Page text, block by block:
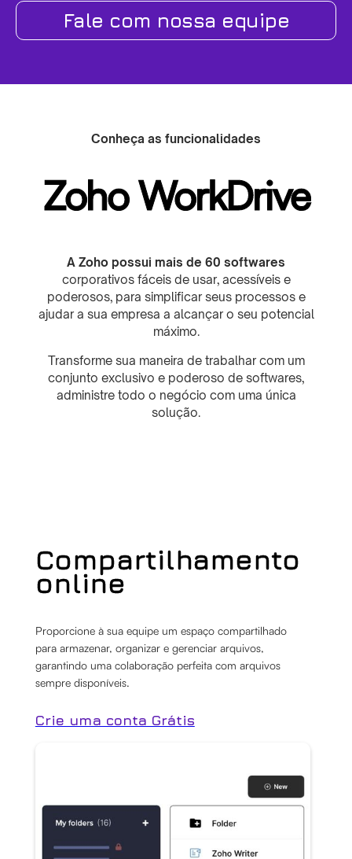
Fale com nossa equipe
Conheça as funcionalidades
Zoho WorkDrive
A Zoho possui mais de 60 softwares
corporativos fáceis de usar, acessíveis e
poderosos, para simplificar seus processos e
ajudar a sua empresa a alcançar o seu potencial
máximo.
Transforme sua maneira de trabalhar com um
conjunto exclusivo e poderoso de softwares,
administre todo o negócio com uma única
solução.
Compartilhamento
online
Proporcione à sua equipe um espaço compartilhado
para armazenar, organizar e gerenciar arquivos,
garantindo uma colaboração perfeita com arquivos
sempre disponíveis.
Crie uma conta Grátis